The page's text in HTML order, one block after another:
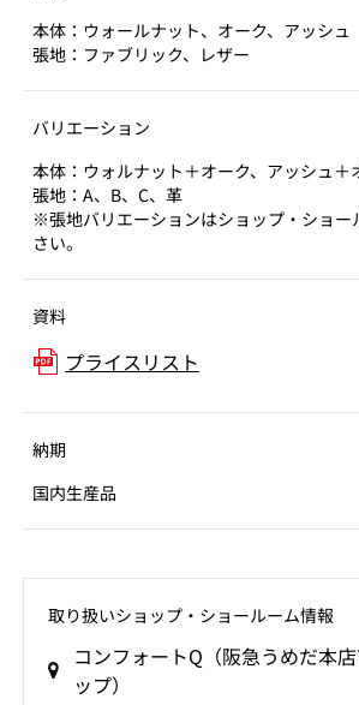
本体：ウォールナット、オーク、アッシュ
張地：ファブリック、レザー
バリエーション
本体：ウォルナット＋オーク、アッシュ＋
張地：A、B、C、革
※張地バリエーションはショップ・ショー
さい。
資料
プライスリスト
納期
国内生産品
取り扱いショップ‧ショールーム情報
コンフォートQ（阪急うめだ本
ップ）